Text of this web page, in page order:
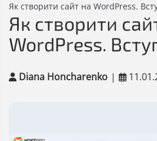
Як створити сайт на WordPress.
Як створити
WordPress.
Diana Honcharenko |